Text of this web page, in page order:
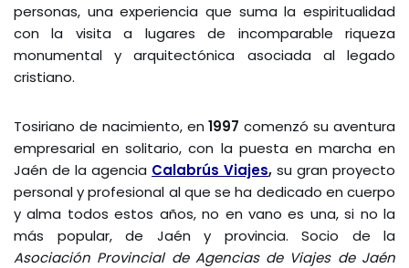
personas, una experiencia que suma la espiritualidad
con la visita a lugares de incomparable riqueza
monumental y arquitectónica asociada al legado
cristiano.
Tosiriano de nacimiento, en1997 comenzó su aventura
empresarial en solitario, con la puesta en marcha en
Jaén de la agencia Calabrús Viajes, su gran proyecto
personal y profesional al que se ha dedicado en cuerpo
y alma todos estos años, no en vano es una, si no la
más popular, de Jaén y provincia. Socio de la
Asociación Provincial de Agencias de Viajes de Jaén